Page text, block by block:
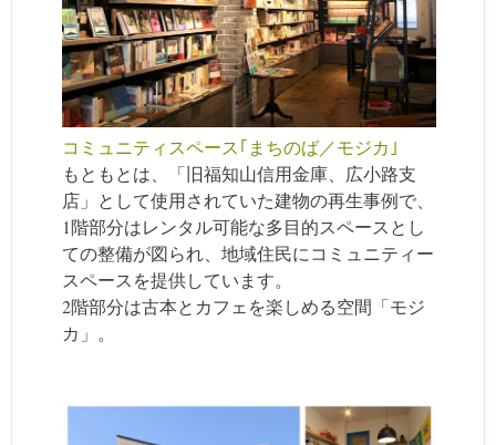
コミュニティスペース｢まちのば／モジカ｣
もともとは、「旧福知山信用金庫、広小路支
店」として使用されていた建物の再生事例で、
1階部分はレンタル可能な多目的スペースとし
ての整備が図られ、地域住民にコミュニティー
スペースを提供しています。
2階部分は古本とカフェを楽しめる空間「モジ
カ」。